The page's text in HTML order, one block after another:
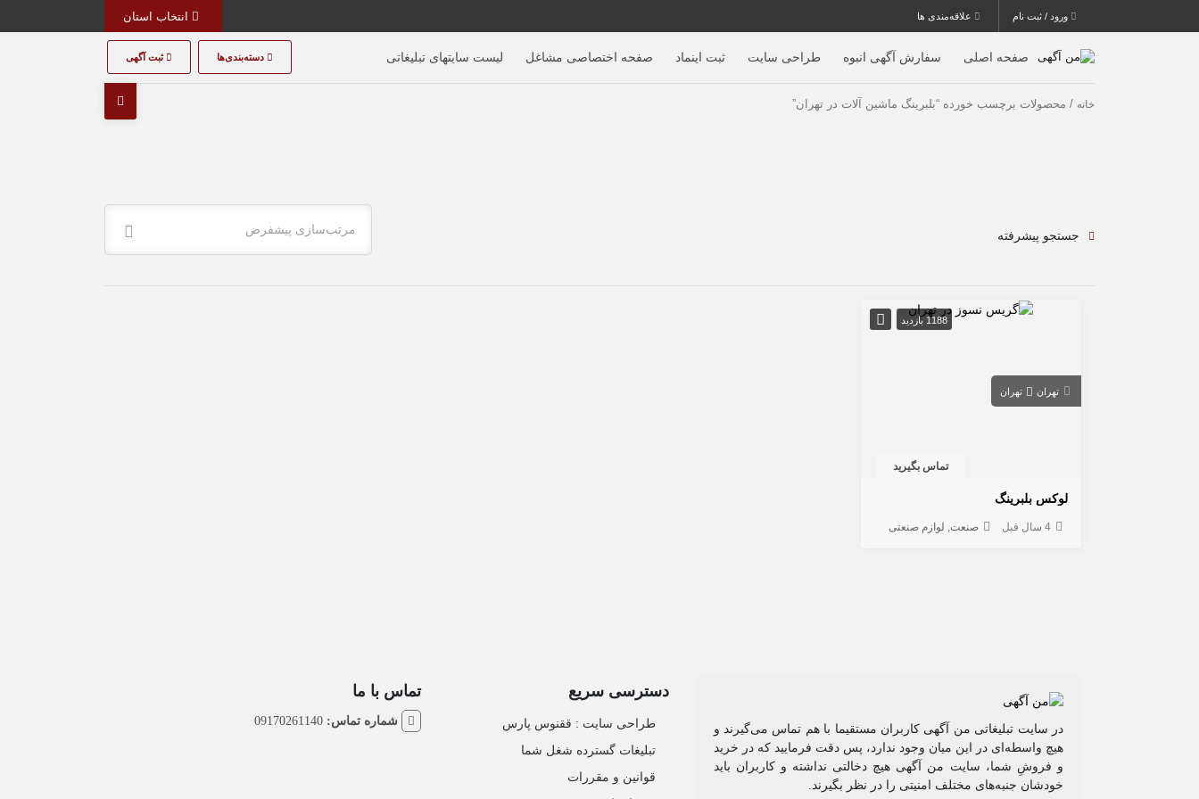
ورود / ثبت نام علاقه‌مندی ها
صفحه اصلی سفارش آگهی انبوه طراحی سایت ثبت اینماد صفحه اختصاصی مشاغل لیست سایتهای تبلیغاتی دسته‌بندی‌ها ثبت آگهی
خانه / محصولات برچسب خورده “بلبرینگ ماشین آلات در تهران”
مرتب‌سازی پیشفرض جستجو پیشرفته
1188 بازدید
تهران تهران
تماس بگیرید
لوکس بلبرینگ
4 سال قبل صنعت لوازم صنعتی
در سایت تبلیغاتی من آگهی کاربران مستقیما با هم تماس می‌گیرند و
هیچ واسطه‌ای در این میان وجود ندارد، پس دقت فرمایید که در خرید
و فروشِ شما، سایت من آگهی هیچ دخالتی نداشته و کاربران باید
خودشان جنبه‌های مختلف امنیتی را در نظر بگیرند.
دسترسی سریع
طراحی سایت :‌ ققنوس پارس
تبلیغات گسترده شغل شما
قوانین و مقررات
تماس با ما
شماره تماس: 09170261140